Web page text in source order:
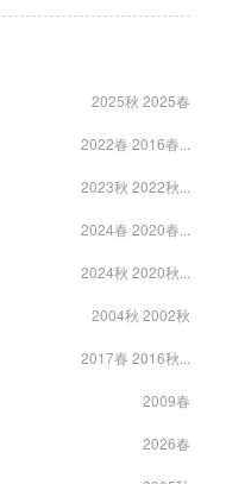
2025秋 2025春
2022春 2016春...
2023秋 2022秋...
2024春 2020春...
2024秋 2020秋...
2004秋 2002秋
2017春 2016秋...
2009春
2026春